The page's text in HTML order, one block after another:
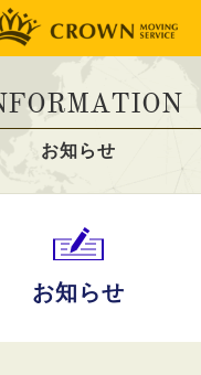
お知らせ
お知らせ